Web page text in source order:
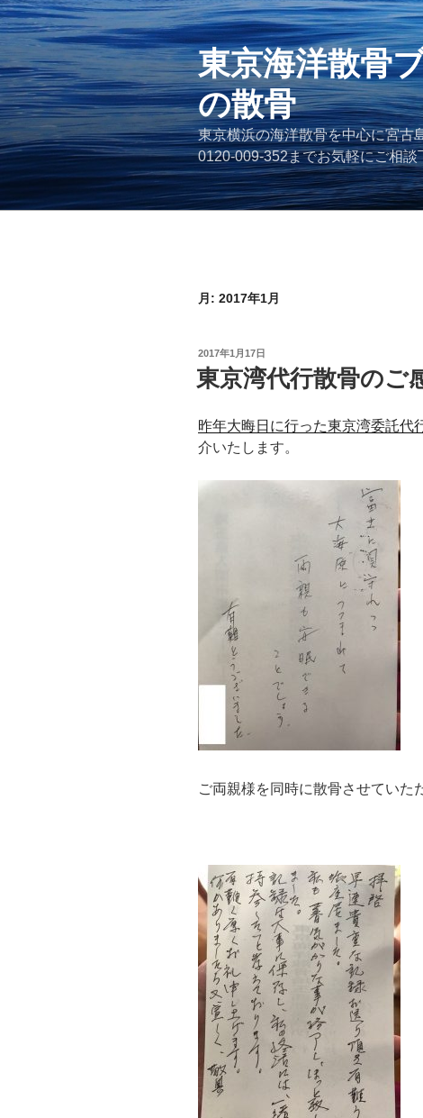
コ
ン
ン
ツ
へ
ス
ッ
プ
東京海洋散骨
の散骨
東京横浜の海洋散骨を中心に宮古
0120-009-352までお気軽にご相談
月: 2017年1月
投
稿
日:
2017年1月17日
東京湾代行散骨のご
昨年大晦日に行った東京湾委託代
介いたします。
ご両親様を同時に散骨させていた